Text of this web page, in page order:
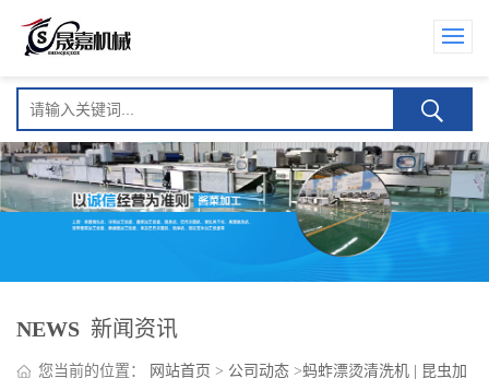
NEWS 新闻资讯
您当前的位置： 网站首页 > 公司动态 >蚂蚱漂烫清洗机 | 昆虫加